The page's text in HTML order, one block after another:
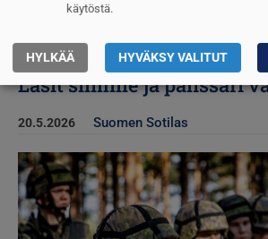
Lasit silmille ja panssari
20.5.2026 Suomen Sotilas
Kuva
käytöstä.
HYLKÄÄ HYVÄKSY VALITUT